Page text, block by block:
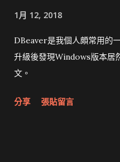
1月 12, 2018
DBeaver是我個人頗常用的
升級後發現Windows版本居
文。
分享 張貼留言